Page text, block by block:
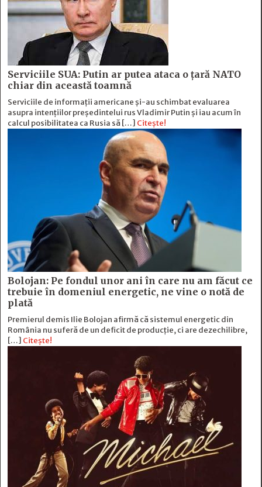
Serviciile SUA: Putin ar putea ataca o țară NATO
chiar din această toamnă
Serviciile de informații americane și-au schimbat evaluarea
asupra intențiilor președintelui rus Vladimir Putin și iau acum în
calcul posibilitatea ca Rusia să […] Citește!
Bolojan: Pe fondul unor ani în care nu am făcut ce
trebuie în domeniul energetic, ne vine o notă de
plată
Premierul demis Ilie Bolojan afirmă că sistemul energetic din
România nu suferă de un deficit de producţie, ci are dezechilibre,
[…] Citește!